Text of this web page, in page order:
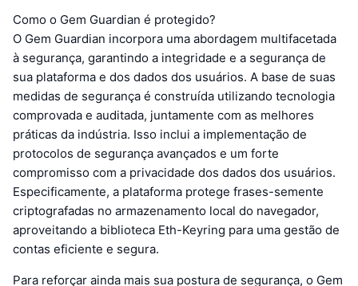
Como o Gem Guardian é protegido?
O Gem Guardian incorpora uma abordagem multifacetada
à segurança, garantindo a integridade e a segurança de
sua plataforma e dos dados dos usuários. A base de suas
medidas de segurança é construída utilizando tecnologia
comprovada e auditada, juntamente com as melhores
práticas da indústria. Isso inclui a implementação de
protocolos de segurança avançados e um forte
compromisso com a privacidade dos dados dos usuários.
Especificamente, a plataforma protege frases-semente
criptografadas no armazenamento local do navegador,
aproveitando a biblioteca Eth-Keyring para uma gestão de
contas eficiente e segura.
Para reforçar ainda mais sua postura de segurança, o Gem